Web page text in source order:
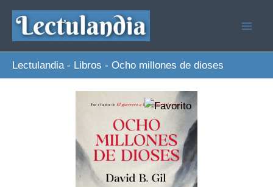
contenido
Lectulandia- Libros - Ocho millones de dioses